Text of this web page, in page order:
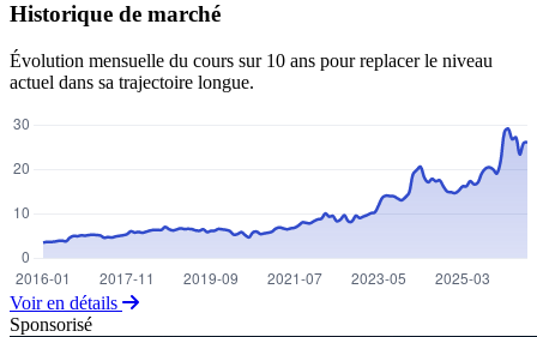
Historique de marché
Évolution mensuelle du cours sur 10 ans pour replacer le niveau
actuel dans sa trajectoire longue.
Voir en détails
Sponsorisé